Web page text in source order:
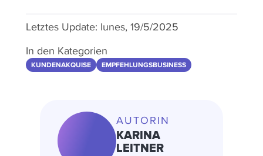
Letztes Update: lunes, 19/5/2025
In den Kategorien
KUNDENAKQUISE EMPFEHLUNGSBUSINESS
AUTORIN
KARINA
LEITNER